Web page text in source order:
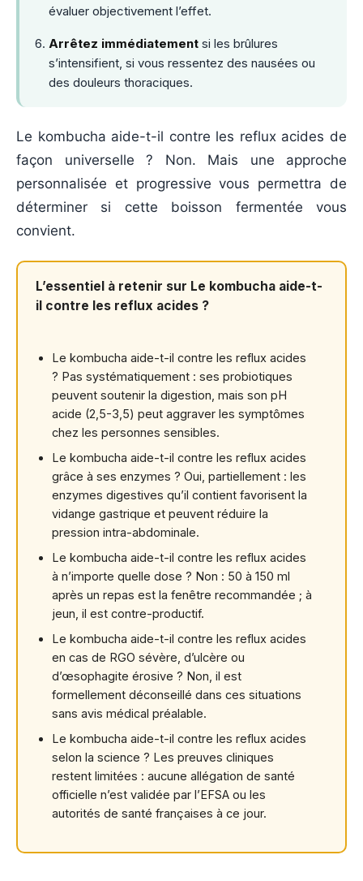
évaluer objectivement l’effet.
Arrêtez immédiatement si les brûlures
s’intensifient, si vous ressentez des nausées ou
des douleurs thoraciques.
Le kombucha aide-t-il contre les reflux acides de
façon universelle ? Non. Mais une approche
personnalisée et progressive vous permettra de
déterminer si cette boisson fermentée vous
convient.
L’essentiel à retenir sur Le kombucha aide-t-
il contre les reflux acides ?
Le kombucha aide-t-il contre les reflux acides
? Pas systématiquement : ses probiotiques
peuvent soutenir la digestion, mais son pH
acide (2,5-3,5) peut aggraver les symptômes
chez les personnes sensibles.
Le kombucha aide-t-il contre les reflux acides
grâce à ses enzymes ? Oui, partiellement : les
enzymes digestives qu’il contient favorisent la
vidange gastrique et peuvent réduire la
pression intra-abdominale.
Le kombucha aide-t-il contre les reflux acides
à n’importe quelle dose ? Non : 50 à 150 ml
après un repas est la fenêtre recommandée ; à
jeun, il est contre-productif.
Le kombucha aide-t-il contre les reflux acides
en cas de RGO sévère, d’ulcère ou
d’œsophagite érosive ? Non, il est
formellement déconseillé dans ces situations
sans avis médical préalable.
Le kombucha aide-t-il contre les reflux acides
selon la science ? Les preuves cliniques
restent limitées : aucune allégation de santé
officielle n’est validée par l’EFSA ou les
autorités de santé françaises à ce jour.